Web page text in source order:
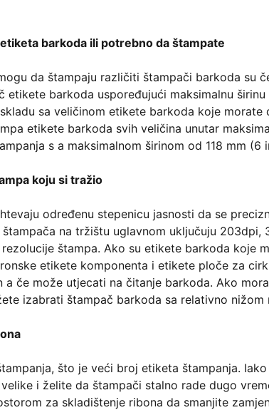
barkoda ili potrebno da štampate
da štampaju različiti štampači barkoda su
etikete barkoda uspoređujući maksimalnu
sa veličinom etikete barkoda koje
etikete barkoda svih veličina unutar
s a maksimalnom širinom od 118 mm (6
koju si tražio
određenu stepenicu jasnosti da se
štampača na tržištu uglavnom uključuju
štampa. Ako su etikete barkoda koje
etikete komponenta i etikete ploče za
a če može utjecati na čitanje barkoda. Ako
izabrati štampač barkoda sa relativno
što je veći broj etiketa štampanja.
i želite da štampači stalno rade dugo
za skladištenje ribona da smanjite